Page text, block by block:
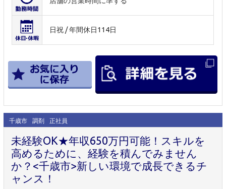
日祝 / 年間休日114日
千歳市 調剤 正社員
未経験OK★年収650万円可能！スキルを
高めるために、経験を積んでみません
か？<千歳市>新しい環境で成長できるチ
ャンス！